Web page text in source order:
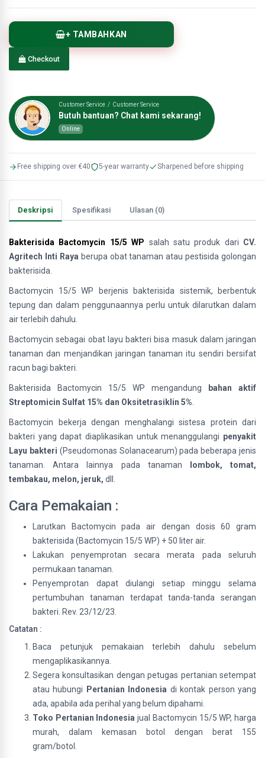
+ TAMBAHKAN
Checkout
Customer Service / Customer Service
Butuh bantuan? Chat kami sekarang!
Online
Free shipping over €40 5-year warranty Sharpened before shipping
Deskripsi Spesifikasi Ulasan (0)
Bakterisida Bactomycin 15/5 WP salah satu produk dari CV.
Agritech Inti Raya berupa obat tanaman atau pestisida golongan
bakterisida.
Bactomycin 15/5 WP berjenis bakterisida sistemik, berbentuk
tepung dan dalam penggunaannya perlu untuk dilarutkan dalam
air terlebih dahulu.
Bactomycin sebagai obat layu bakteri bisa masuk dalam jaringan
tanaman dan menjandikan jaringan tanaman itu sendiri bersifat
racun bagi bakteri.
Bakterisida Bactomycin 15/5 WP mengandung
bahan aktif
Streptomicin Sulfat 15% dan Oksitetrasiklin 5%
Bactomycin bekerja dengan menghalangi sistesa protein dari
bakteri yang dapat diaplikasikan untuk menanggulangi penyakit
Layu bakteri (Pseudomonas Solanacearum) pada beberapa jenis
tanaman. Antara lainnya pada tanaman lombok, tomat,
tembakau, melon, jeruk, dll.
Cara Pemakaian :
Larutkan Bactomycin pada air dengan dosis 60 gram
bakterisida (Bactomycin 15/5 WP) + 50 liter air.
Lakukan penyemprotan secara merata pada seluruh
permukaan tanaman.
Penyemprotan dapat diulangi setiap minggu selama
pertumbuhan tanaman terdapat tanda-tanda serangan
bakteri. Rev. 23/12/23.
Catatan :
Baca petunjuk pemakaian terlebih dahulu sebelum
mengaplikasikannya.
Segera konsultasikan dengan petugas pertanian setempat
atau hubungi
Pertanian Indonesia di kontak person yang
ada, apabila ada perihal yang belum dipahami.
Toko Pertanian Indonesia jual Bactomycin 15/5 WP, harga
murah, dalam kemasan botol dengan berat 155
gram/botol.